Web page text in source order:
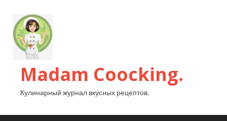
Madam Coocking.
Кулинарный журнал вкусных рецептов.